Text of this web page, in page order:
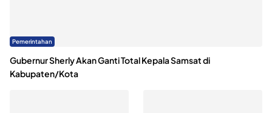
Pemerintahan
Gubernur Sherly Akan Ganti Total Kepala Samsat di
Kabupaten/Kota